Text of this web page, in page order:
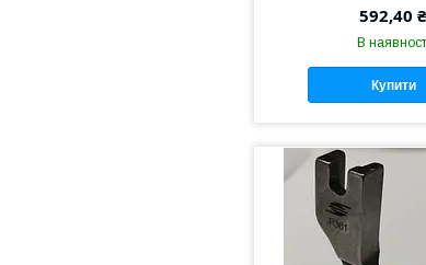
592,40 ₴
В
Купити